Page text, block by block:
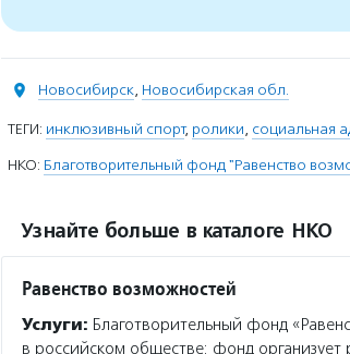
Новосибирск, Новосибирская обл.
ТЕГИ: инклюзивный спорт, ролики, социальная
НКО: Благотворительный фонд "Равенство
Узнайте больше в каталоге НКО
Равенство возможностей
Услуги: Благотворительный фонд
в российском обществе: фонд